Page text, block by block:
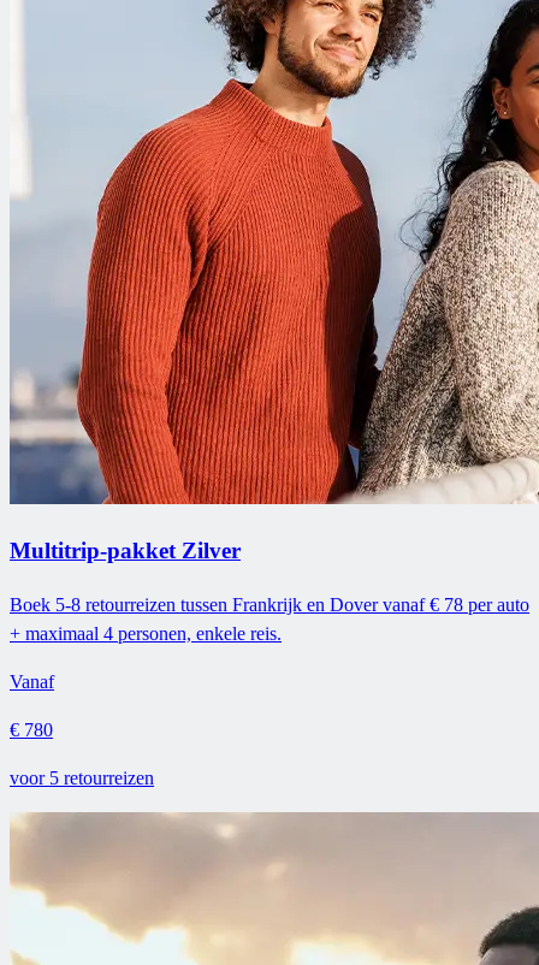
Multitrip-pakket Zilver
Boek 5-8 retourreizen tussen Frankrijk en Dover vanaf € 78 per auto
+ maximaal 4 personen, enkele reis.
Vanaf
€ 780
voor 5 retourreizen